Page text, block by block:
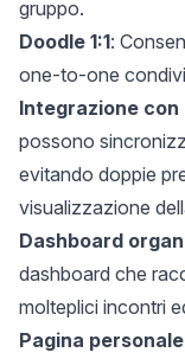
gruppo.
Doodle 1:1:
one-to-one
Integrazione con
possono
evitando doppie
visualizzazione
Dashboard
dashboard che
molteplici incontri
Pagina